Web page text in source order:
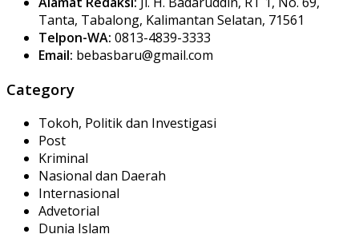
Tanta, Tabalong, Kalimantan Selatan, 71561
Telpon-WA: 0813-4839-3333
Email: bebasbaru@gmail.com
Category
Tokoh, Politik dan Investigasi
Post
Kriminal
Nasional dan Daerah
Internasional
Advetorial
Dunia Islam